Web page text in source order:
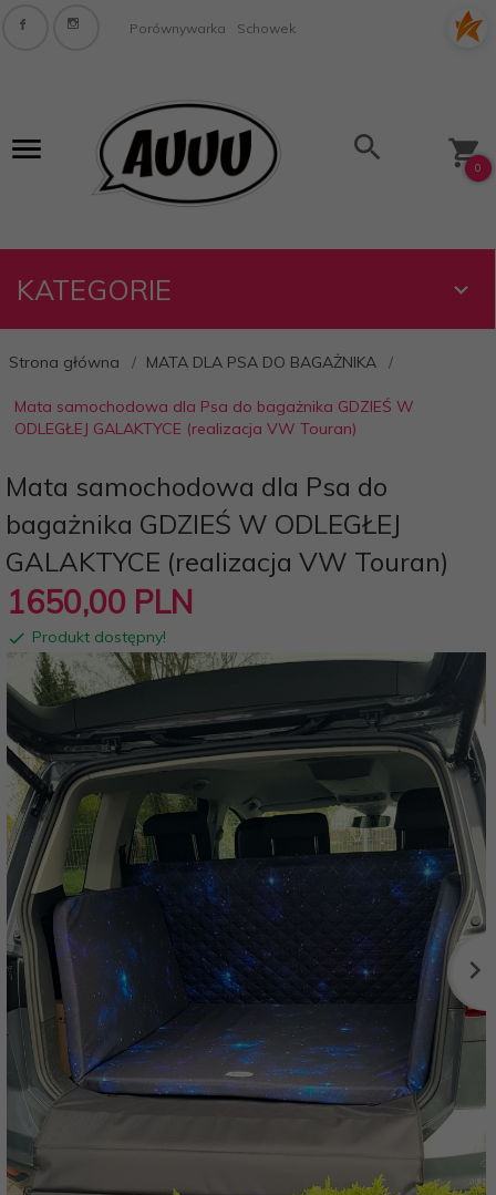
Porównywarka Schowek
0
KATEGORIE
Strona główna MATA DLA PSA DO BAGAŻNIKA
Mata samochodowa dla Psa do bagażnika GDZIEŚ W
ODLEGŁEJ GALAKTYCE (realizacja VW Touran)
Mata samochodowa dla Psa do
bagażnika GDZIEŚ W ODLEGŁEJ
GALAKTYCE (realizacja VW Touran)
1650,00 PLN
Produkt dostępny!